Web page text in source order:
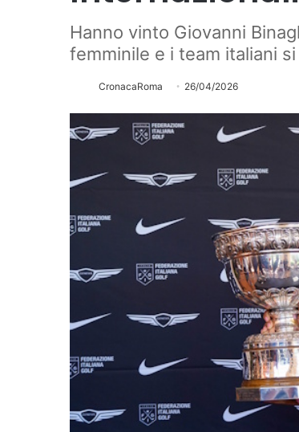
Hanno vinto Giovanni
femminile e i team italiani
CronacaRoma 26/04/2026